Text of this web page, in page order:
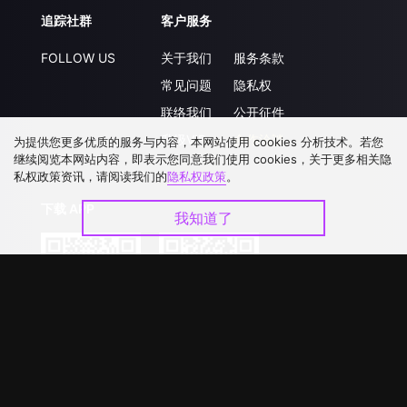
追踪社群
FOLLOW US
客户服务
关于我们
常见问题
联络我们
升级VIP
服务条款
隐私权
公开征件
合作洽談
为提供您更多优质的服务与内容，本网站使用 cookies 分析技术。若您
继续阅览本网站内容，即表示您同意我们使用 cookies，关于更多相关隐
私权政策资讯，请阅读我们的隐私权政策。
我知道了